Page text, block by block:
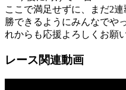
ここで満足せずに、まだ2
勝できるようにみんなでや
れからも応援よろしくお願
レース関連動画